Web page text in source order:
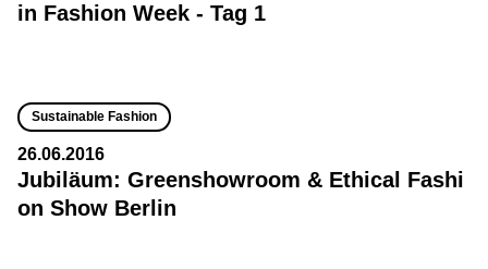
in Fashion Week - Tag 1
Sustainable Fashion
26.06.2016
Jubiläum: Greenshowroom & Ethical Fashi
on Show Berlin